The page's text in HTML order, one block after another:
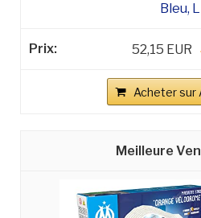
Bleu, L
52,15 EUR
Acheter sur